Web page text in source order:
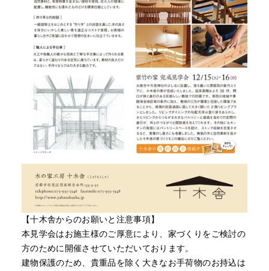
【十木舎からのお願いと注意事項】
本見学会はお施主様のご厚意により、家づくりをご検討の
方のために開催させていただいております。
建物保護のため、貴重品を除く大きなお手荷物のお持込は